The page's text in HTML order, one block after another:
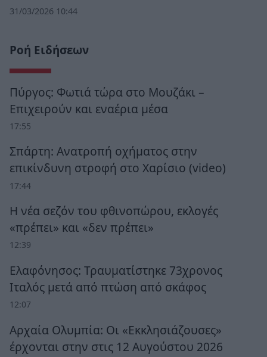
31/03/2026 10:44
Ροή Ειδήσεων
Πύργος: Φωτιά τώρα στο Μουζάκι –
Επιχειρούν και εναέρια μέσα
17:55
Σπάρτη: Ανατροπή οχήματος στην
επικίνδυνη στροφή στο Χαρίσιο (video)
17:44
Η νέα σεζόν του φθινοπώρου, εκλογές
«πρέπει» και «δεν πρέπει»
12:39
Ελαφόνησος: Τραυματίστηκε 73χρονος
Ιταλός μετά από πτώση από σκάφος
12:07
Αρχαία Ολυμπία: Οι «Εκκλησιάζουσες»
έρχονται στην στις 12 Αυγούστου 2026